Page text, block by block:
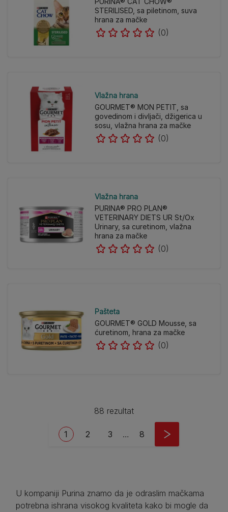
STERILISED, sa piletinom, suva
hrana za mačke
(0)
Vlažna hrana
GOURMET® MON PETIT, sa
govedinom i divljači, džigerica u
sosu, vlažna hrana za mačke
(0)
Vlažna hrana
PURINA® PRO PLAN®
VETERINARY DIETS UR St/Ox
Urinary, sa curetinom, vlažna
hrana za mačke
(0)
Pašteta
GOURMET® GOLD Mousse, sa
ćuretinom, hrana za mačke
(0)
88 rezultat
Current page
1 Page
2 Page
3 … Last page
8
U kompaniji Purina znamo da je odraslim mačkama
potrebna ishrana visokog kvaliteta kako bi mogle da